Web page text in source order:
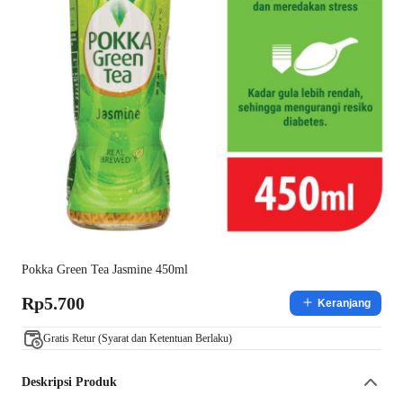
Pokka Green Tea Jasmine 450ml
Rp5.700 Keranjang
Gratis Retur (Syarat dan Ketentuan Berlaku)
Deskripsi Produk